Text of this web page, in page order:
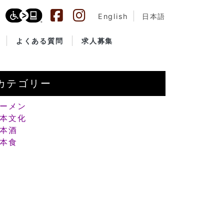
English 日本語
よくある質問 求人募集
テゴリー
メン
文化
酒
食